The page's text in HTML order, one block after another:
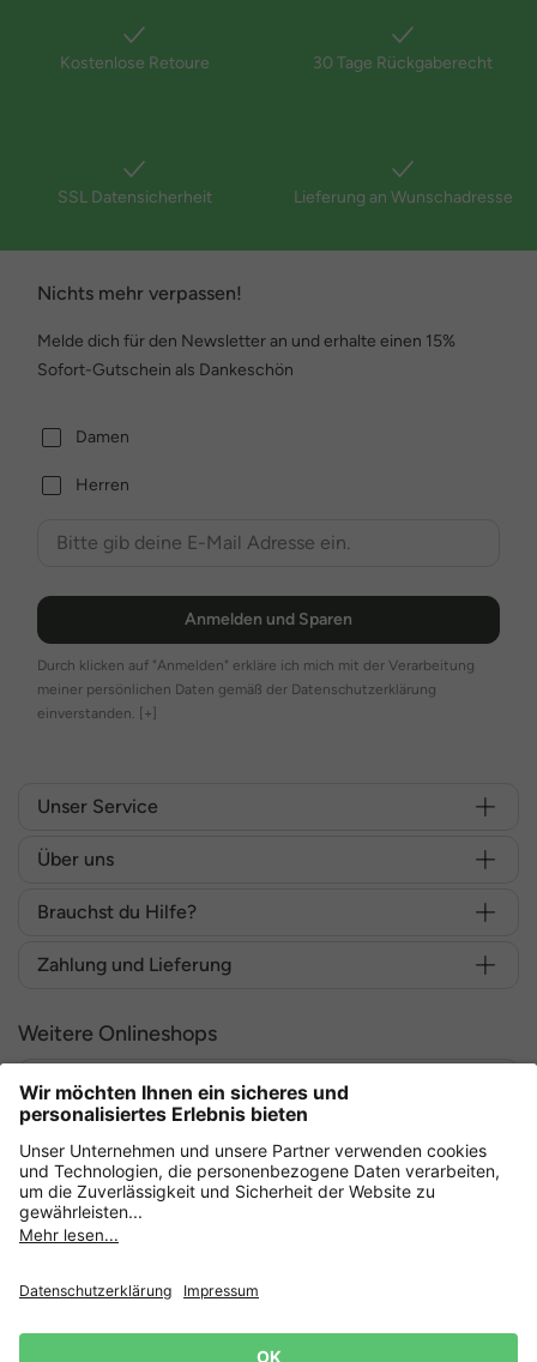
Kostenlose Retoure 30 Tage Rückgaberecht
SSL Datensicherheit Lieferung an Wunschadresse
Nichts mehr verpassen!
Melde dich für den Newsletter an und erhalte einen 15%
Sofort-Gutschein als Dankeschön
Damen
Herren
Anmelden und Sparen
Durch klicken auf "Anmelden" erkläre ich mich mit der Verarbeitung
meiner persönlichen Daten gemäß der Datenschutzerklärung
einverstanden. [+]
Unser Service
Über uns
Brauchst du Hilfe?
Zahlung und Lieferung
Weitere Onlineshops
Deutschland
Sicher einkaufen mit
AGB